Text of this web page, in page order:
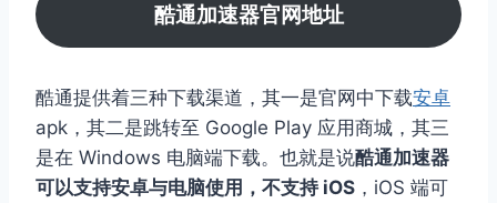
酷通加速器官网地址
酷通提供着三种下载渠道，其一是官网中下载安卓
apk，其二是跳转至 Google Play 应用商城，其三
是在 Windows 电脑端下载。也就是说酷通加速器
可以支持安卓与电脑使用，不支持 iOS ，iOS 端可